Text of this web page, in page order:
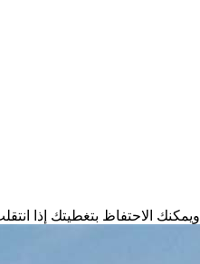
الاحتفاظ بتغطيتك إذا